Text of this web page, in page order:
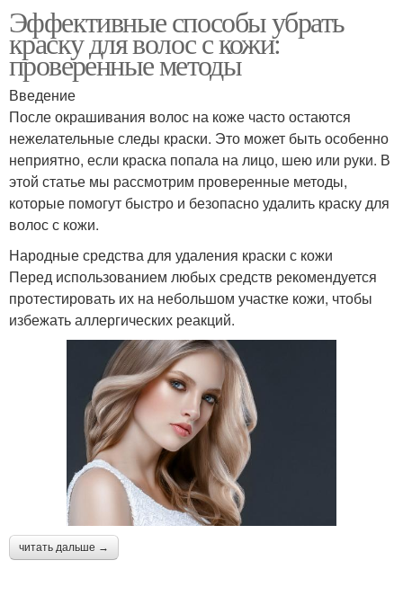
Эффективные способы убрать
краску для волос с кожи:
проверенные методы
Введение
После окрашивания волос на коже часто остаются
нежелательные следы краски. Это может быть особенно
неприятно, если краска попала на лицо, шею или руки. В
этой статье мы рассмотрим проверенные методы,
которые помогут быстро и безопасно удалить краску для
волос с кожи.
Народные средства для удаления краски с кожи
Перед использованием любых средств рекомендуется
протестировать их на небольшом участке кожи, чтобы
избежать аллергических реакций.
читать дальше →